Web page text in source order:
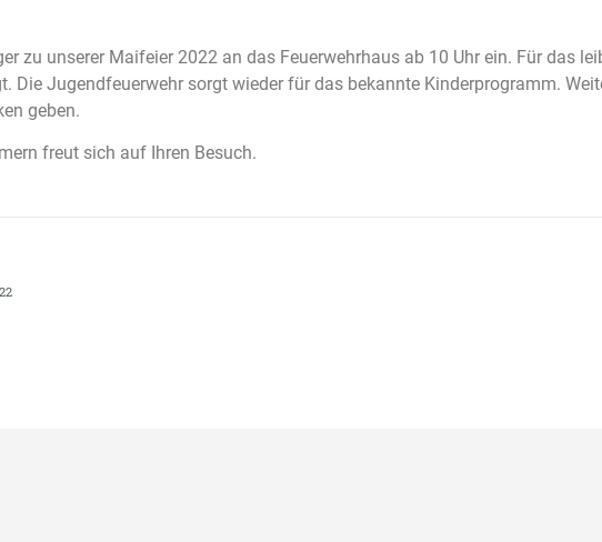
zu unserer Maifeier 2022 an das Feuerwehrhaus ab 10 Uhr ein. Für das
Die Jugendfeuerwehr sorgt wieder für das bekannte Kinderprogramm.
geben.
freut sich auf Ihren Besuch.